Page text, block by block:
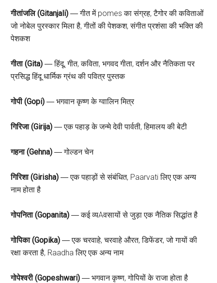
गीतांजलि (Gitanjali) ― गीत में pomes का संग्रह, टैगोर की कविताओं
जो नोबेल पुरस्कार मिला है, गीतों की पेशकश, संगीत प्रशंसा की भक्ति की
पेशकश
गीता (Gita) ― हिंदू, गीत, कविता, भगवद गीता, दर्शन और नैतिकता पर
प्रसिद्ध हिंदू धार्मिक ग्रंथ की पवित्र पुस्तक
गोपी (Gopi) ― भगवान कृष्ण के ग्वालिन मित्र
गिरिजा (Girija) ― एक पहाड़ के जन्मे देवी पार्वती, हिमालय की बेटी
गहना (Gehna) ― गोल्डन चेन
गिरिशा (Girisha) ― एक पहाड़ों से संबंधित, Paarvati लिए एक अन्य
नाम होता है
गोपनिता (Gopanita) ― कई व्यAवसायों से जुड़ा एक नैतिक सिद्धांत है
गोपिका (Gopika) ― एक चरवाहे, चरवाहे औरत, डिफेंडर, जो गायों की
रक्षा करता है, Raadha लिए एक अन्य नाम
गोपेश्वरी (Gopeshwari) ― भगवान कृष्ण, गोपियों के राजा होता है